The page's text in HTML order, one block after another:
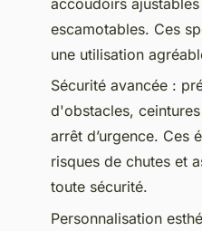
escamotables. Ces
une utilisation
Sécurité avancée :
d'obstacles,
arrêt d’urgence. Ces
risques de chutes et
toute sécurité.
Personnalisation